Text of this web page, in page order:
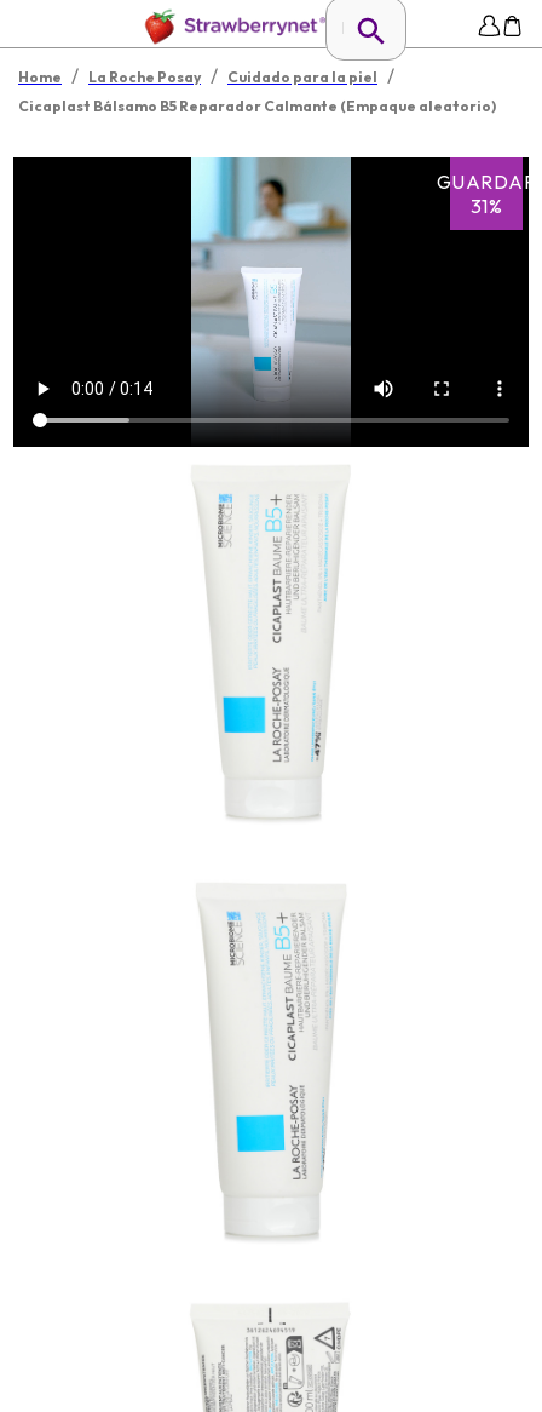
Home / La Roche Posay / Cuidado para la piel /
Cicaplast Bálsamo B5 Reparador Calmante (Empaque aleatorio)
GUARDAR
31%